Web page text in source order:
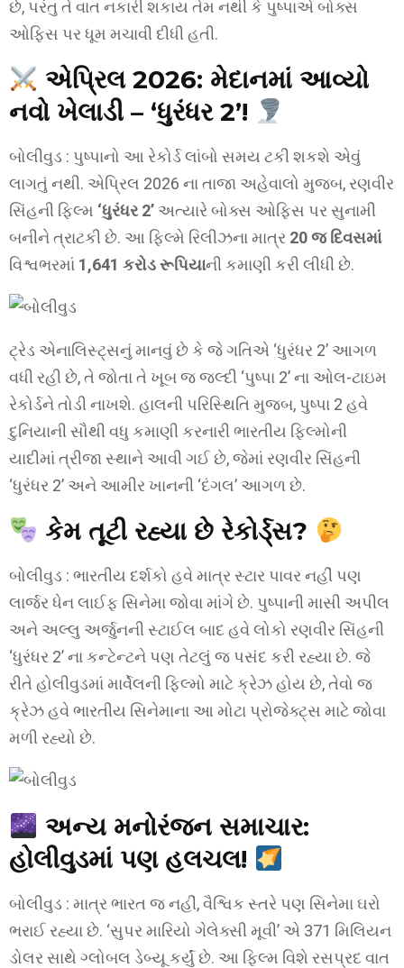
છે, પરંતુ તે વાત નકારી શકાય તેમ નથી કે પુષ્પાએ બોક્સ
ઓફિસ પર ધૂમ મચાવી દીધી હતી.
એપ્રિલ 2026: મેદાનમાં આવ્યો
નવો ખેલાડી – ‘ધુરંધર 2’!
બોલીવુડ : પુષ્પાનો આ રેકોર્ડ લાંબો સમય ટકી શકશે એવું
લાગતું નથી. એપ્રિલ 2026 ના તાજા અહેવાલો મુજબ, રણવીર
સિંહની ફિલ્મ ‘ધુરંધર 2’ અત્યારે બોક્સ ઓફિસ પર સુનામી
બનીને ત્રાટકી છે. આ ફિલ્મે રિલીઝના માત્ર 20 જ દિવસમાં
વિશ્વભરમાં 1,641 કરોડ રૂપિયાની કમાણી કરી લીધી છે.
ટ્રેડ એનાલિસ્ટ્સનું માનવું છે કે જે ગતિએ ‘ધુરંધર 2’ આગળ
વધી રહી છે, તે જોતા તે ખૂબ જ જલ્દી ‘પુષ્પા 2’ ના ઓલ-ટાઇમ
રેકોર્ડને તોડી નાખશે. હાલની પરિસ્થિતિ મુજબ, પુષ્પા 2 હવે
દુનિયાની સૌથી વધુ કમાણી કરનારી ભારતીય ફિલ્મોની
યાદીમાં ત્રીજા સ્થાને આવી ગઈ છે, જેમાં રણવીર સિંહની
‘ધુરંધર 2’ અને આમીર ખાનની ‘દંગલ’ આગળ છે.
કેમ તૂટી રહ્યા છે રેકોર્ડ્સ?
બોલીવુડ : ભારતીય દર્શકો હવે માત્ર સ્ટાર પાવર નહીં પણ
લાર્જર ધેન લાઈફ સિનેમા જોવા માંગે છે. પુષ્પાની માસી અપીલ
અને અલ્લુ અર્જુનની સ્ટાઈલ બાદ હવે લોકો રણવીર સિંહની
‘ધુરંધર 2’ ના કન્ટેન્ટને પણ તેટલું જ પસંદ કરી રહ્યા છે. જે
રીતે હોલીવુડમાં માર્વેલની ફિલ્મો માટે ક્રેઝ હોય છે, તેવો જ
ક્રેઝ હવે ભારતીય સિનેમાના આ મોટા પ્રોજેક્ટ્સ માટે જોવા
મળી રહ્યો છે.
અન્ય મનોરંજન સમાચાર:
હોલીવુડમાં પણ હલચલ!
બોલીવુડ : માત્ર ભારત જ નહીં, વૈશ્વિક સ્તરે પણ સિનેમા ઘરો
ભરાઈ રહ્યા છે. ‘સુપર મારિયો ગેલેક્સી મૂવી’ એ 371 મિલિયન
ડોલર સાથે ગ્લોબલ ડેબ્યૂ કર્યું છે. આ ફિલ્મ વિશે રસપ્રદ વાત